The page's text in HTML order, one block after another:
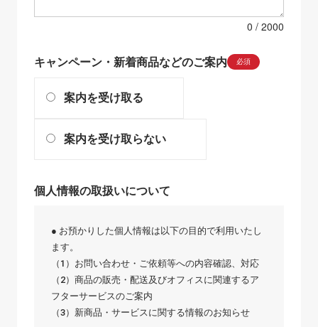
0
キャンペーン・新着商品などのご案内 必須
案内を受け取る
案内を受け取らない
個人情報の取扱いについて
● お預かりした個人情報は以下の目的で利用いたし
ます。
（1）お問い合わせ・ご依頼等への内容確認、対応
（2）商品の販売・配送及びオフィスに関連するア
フターサービスのご案内
（3）新商品・サービスに関する情報のお知らせ